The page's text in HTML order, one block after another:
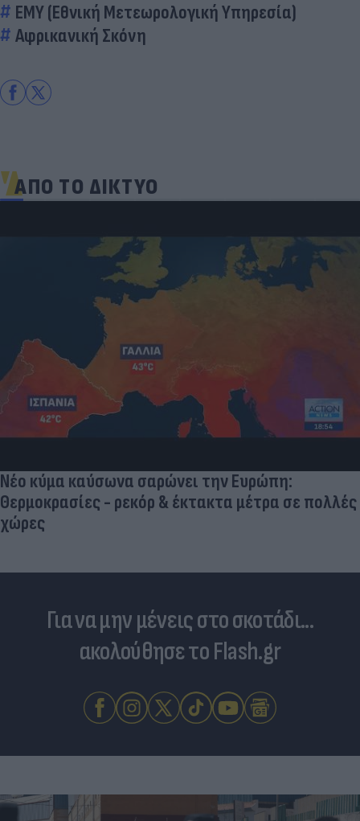
ΕΜΥ (Εθνική Μετεωρολογική Υπηρεσία)
Αφρικανική Σκόνη
ΑΠΟ ΤΟ ΔΙΚΤΥΟ
Νέο κύμα καύσωνα σαρώνει την Ευρώπη:
Θερμοκρασίες - ρεκόρ & έκτακτα μέτρα σε πολλές
χώρες
Για να μην μένεις στο σκοτάδι...
ακολούθησε το Flash.gr